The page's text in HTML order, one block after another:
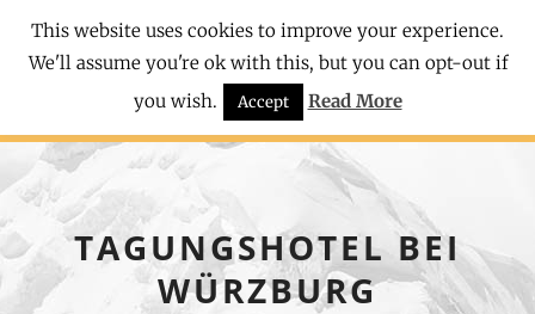
TAGUNGSHOTEL BEI
WÜRZBURG
This website uses cookies to improve your experience.
We'll assume you're ok with this, but you can opt-out if
you wish.
Accept Read More